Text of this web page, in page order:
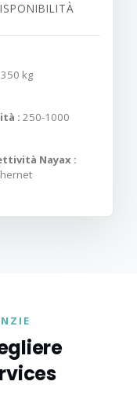
350 kg
: 250-1000
Nayax :